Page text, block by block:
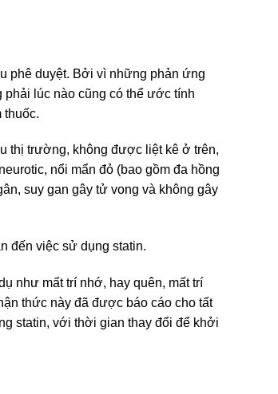
phê duyệt. Bởi vì những phản ứng
lúc nào cũng có thể ước tính
thuốc.
thị trường, không được liệt kê ở trên,
nổi mẩn đỏ (bao gồm đa hồng
suy gan gây tử vong và không gây
đến việc sử dụng statin.
như mất trí nhớ, hay quên, mất trí
thức này đã được báo cáo cho tất
statin, với thời gian thay đổi để khởi